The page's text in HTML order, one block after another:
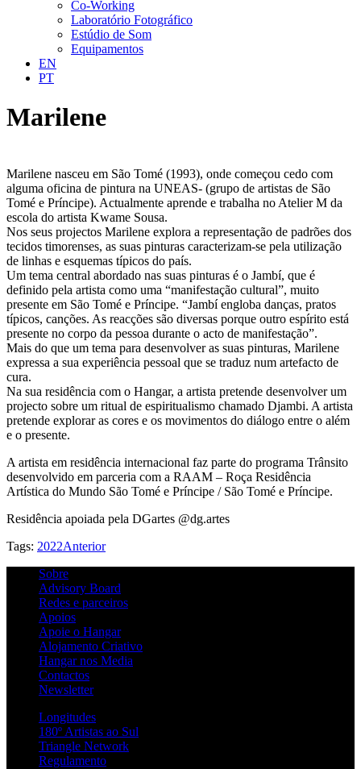
Co-Working
Laboratório Fotográfico
Estúdio de Som
Equipamentos
EN
PT
Marilene
Marilene nasceu em São Tomé (1993), onde começou cedo com
alguma oficina de pintura na UNEAS- (grupo de artistas de São
Tomé e Príncipe). Actualmente aprende e trabalha no Atelier M da
escola do artista Kwame Sousa.
Nos seus projectos Marilene explora a representação de padrões dos
tecidos timorenses, as suas pinturas caracterizam-se pela utilização
de linhas e esquemas típicos do país.
Um tema central abordado nas suas pinturas é o Jambí, que é
definido pela artista como uma “manifestação cultural”, muito
presente em São Tomé e Príncipe. “Jambí engloba danças, pratos
típicos, canções. As reacções são diversas porque outro espírito está
presente no corpo da pessoa durante o acto de manifestação”.
Mais do que um tema para desenvolver as suas pinturas, Marilene
expressa a sua experiência pessoal que se traduz num artefacto de
cura.
Na sua residência com o Hangar, a artista pretende desenvolver um
projecto sobre um ritual de espiritualismo chamado Djambi. A artista
pretende explorar as cores e os movimentos do diálogo entre o além
e o presente.
A artista em residência internacional faz parte do programa Trânsito
desenvolvido em parceria com a RAAM – Roça Residência
Artística do Mundo São Tomé e Príncipe / São Tomé e Príncipe.
Residência apoiada pela DGartes @dg.artes
Tags: 2022Anterior
Sobre
Advisory Board
Redes e parceiros
Apoios
Apoie o Hangar
Alojamento Criativo
Hangar nos Media
Contactos
Newsletter
Longitudes
180º Artistas ao Sul
Triangle Network
Regulamento